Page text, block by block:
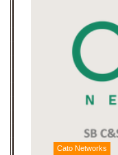
Cato Networks